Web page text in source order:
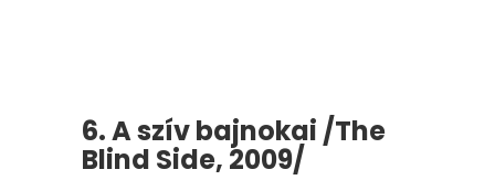
6. A szív bajnokai /The
Blind Side, 2009/